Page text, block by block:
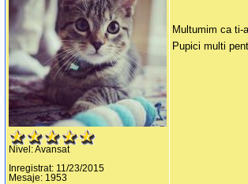
Nivel: Avansat
Inregistrat: 11/23/2015
Mesaje: 1953
Multumim ca ti-
Pupici multi